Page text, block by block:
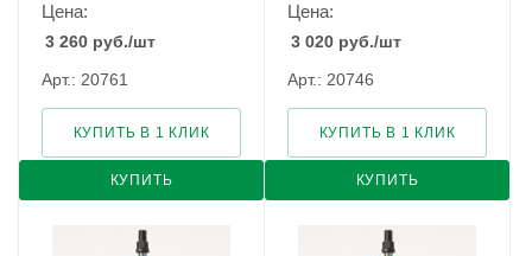
Цена:
3 260 руб./шт
Арт.: 20761
КУПИТЬ
КУПИТЬ В 1 КЛИК
Цена:
3 020 руб./шт
Арт.: 20746
КУПИТЬ
КУПИТЬ В 1 КЛИК